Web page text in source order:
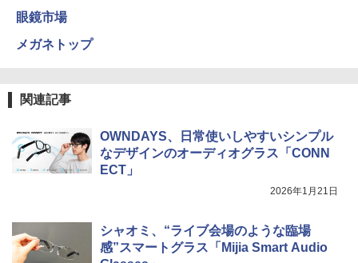
眼鏡市場
メガネトップ
関連記事
OWNDAYS、日常使いしやすいシンプル
なデザインのオーディオグラス「CONN
ECT」
2026年1月21日
シャオミ、“ライブ会場のような臨場
感”スマートグラス「Mijia Smart Audio